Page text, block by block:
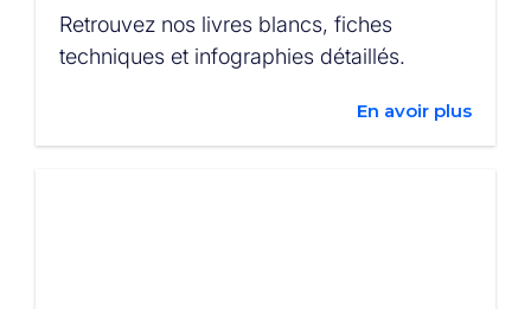
Retrouvez nos livres blancs, fiches
techniques et infographies détaillés.
En avoir plus